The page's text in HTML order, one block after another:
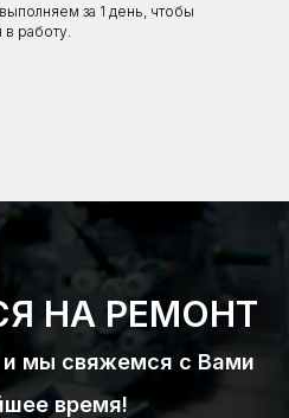
за 1 день, чтобы
работу.
НА РЕМОНТ
мы свяжемся с Вами
время!